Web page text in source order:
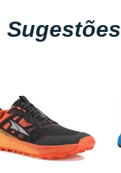
Sugestões